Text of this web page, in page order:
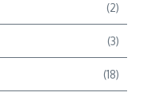
(2)
(3)
(18)